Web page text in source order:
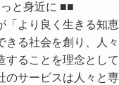
と身近に ■■
「より良く生きる知恵
きる社会を創り、人
することを理念として
のサービスは人々と